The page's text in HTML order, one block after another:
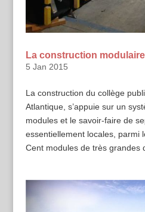
La construction
5 Jan 2015
La construction du collège
Atlantique, s’appuie sur un
modules et le savoir-faire de
essentiellement locales, parmi
Cent modules de très grandes